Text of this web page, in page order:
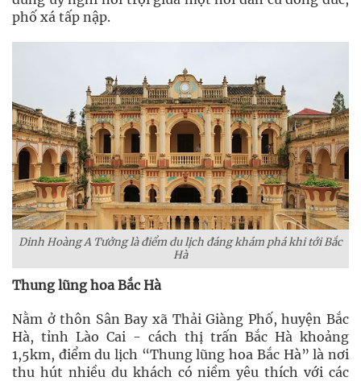
phố xá tấp nập.
Dinh Hoàng A Tưởng là điểm du lịch đáng khám phá khi tới Bắc
Hà
Thung lũng hoa Bắc Hà
Nằm ở thôn Sân Bay xã Thải Giàng Phố, huyện Bắc
Hà, tỉnh Lào Cai - cách thị trấn Bắc Hà khoảng
1,5km, điểm du lịch “Thung lũng hoa Bắc Hà” là nơi
thu hút nhiều du khách có niềm yêu thích với các